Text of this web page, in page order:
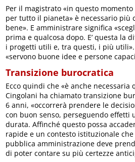
Per il magistrato «in questo
per tutto il pianeta» è necessario più
bene». E amministrare significa
prima e qualcosa dopo. E’ questa la
i progetti utili e, tra questi, i più
«servono buone idee e persone
Transizione burocratica
Ecco quindi che «è anche
Cingolani ha chiamato transizione
6 anni, «occorrerà prendere le
con buon senso, perseguendo effetti
durata. Affinché questo possa
rapide e un contesto istituzionale
pubblica amministrazione deve
di poter contare su più certezze